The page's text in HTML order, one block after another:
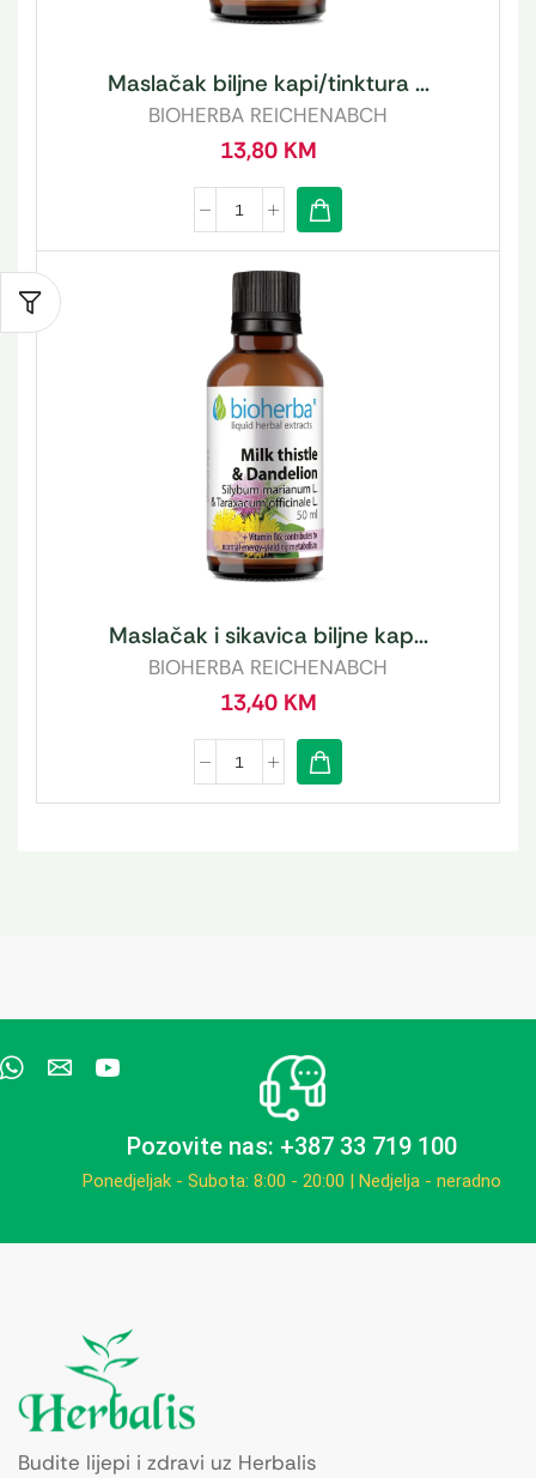
Maslačak biljne kapi/tinktura ...
BIOHERBA REICHENABCH
13,80 KM
Maslačak i sikavica biljne kap...
BIOHERBA REICHENABCH
13,40 KM
Pozovite nas: +387 33 719 100
Ponedjeljak - Subota: 8:00 - 20:00 | Nedjelja - neradno
Budite lijepi i zdravi uz Herbalis